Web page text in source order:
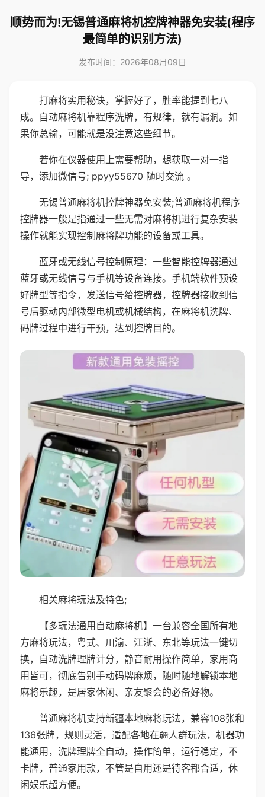
顺势而为!无锡普通麻将机控牌神器免安装(程序
最简单的识别方法)
发布时间：2026年08月09日
打麻将实用秘诀，掌握好了，胜率能提到七八
成。自动麻将机靠程序洗牌，有规律，就有漏洞。如
果你总输，可能就是没注意这些细节。
若你在仪器使用上需要帮助，想获取一对一指
导，添加微信号; ppyy55670 随时交流 。
无锡普通麻将机控牌神器免安装;普通麻将机程序
控牌器一般是指通过一些无需对麻将机进行复杂安装
操作就能实现控制麻将牌功能的设备或工具。
蓝牙或无线信号控制原理：一些智能控牌器通过
蓝牙或无线信号与手机等设备连接。手机端软件预设
好牌型等指令，发送信号给控牌器，控牌器接收到信
号后驱动内部微型电机或机械结构，在麻将机洗牌、
码牌过程中进行干预，达到控牌目的。
相关麻将玩法及特色;
【多玩法通用自动麻将机】一台兼容全国所有地
方麻将玩法，粤式、川渝、江浙、东北等玩法一键切
换，自动洗牌理牌计分，静音耐用操作简单，家用商
用皆可，彻底告别手动码牌麻烦，随时随地解锁本地
麻将乐趣，是居家休闲、亲友聚会的必备好物。
普通麻将机支持新疆本地麻将玩法，兼容108张和
136张牌，规则灵活，适配各地在疆人群玩法，机器功
能通用，洗牌理牌全自动，操作简单，运行稳定，不
卡牌，普通家用款，不管是自用还是待客都合适，休
闲娱乐超方便。